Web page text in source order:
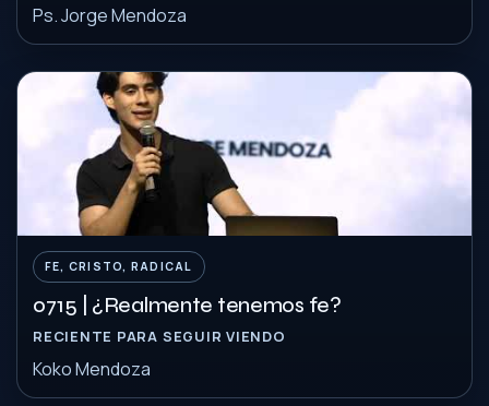
Ps. Jorge Mendoza
FE, CRISTO, RADICAL
0715 | ¿Realmente tenemos fe?
RECIENTE PARA SEGUIR VIENDO
Koko Mendoza